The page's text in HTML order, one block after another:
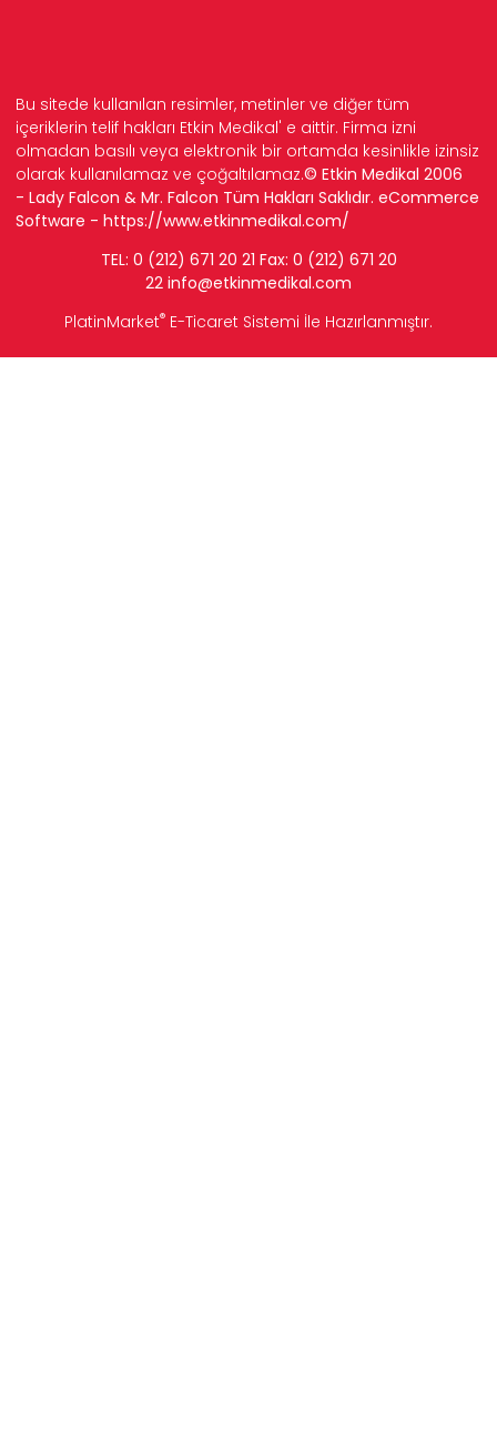
Bu sitede kullanılan resimler, metinler ve diğer tüm
içeriklerin telif hakları Etkin Medikal' e aittir. Firma izni
olmadan basılı veya elektronik bir ortamda kesinlikle izinsiz
olarak kullanılamaz ve çoğaltılamaz.© Etkin Medikal 2006
- Lady Falcon & Mr. Falcon Tüm Hakları Saklıdır. eCommerce
Software - https://www.etkinmedikal.com/
TEL: 0 (212) 671 20 21 Fax: 0 (212) 671 20
22 info@etkinmedikal.com
PlatinMarket® E-Ticaret Sistemi İle Hazırlanmıştır.